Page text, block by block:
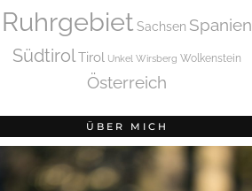
Ruhrgebiet Sachsen Spanien
SüdtirolTirol Unkel Wirsberg Wolkenstein
Österreich
ÜBER MICH